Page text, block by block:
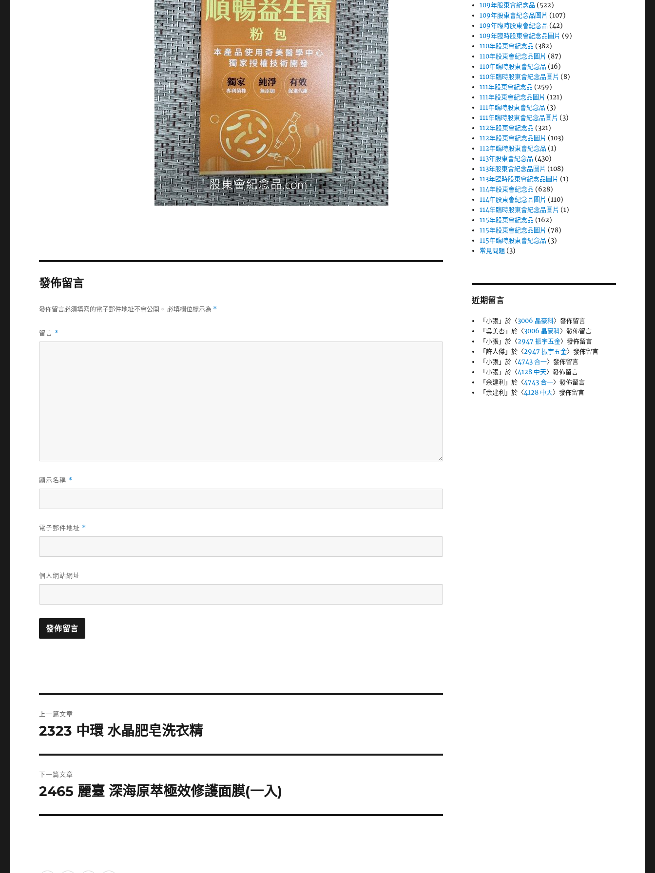
發佈留言
發佈留言必須填寫的電子郵件地址不會公開。 必填欄位標示為 *
留言 *
顯示名稱 *
電子郵件地址 *
個人網站網址
章
上一篇文章
上
篇
文
2323 中環 水晶肥皂洗衣精
下一篇文章
下
篇
2465 麗臺 深海原萃極效修護面膜(一入)
109年股東會紀念品 (522)
109年股東會紀念品圖片 (107)
109年臨時股東會紀念品 (42)
109年臨時股東會紀念品圖片 (9)
110年股東會紀念品 (382)
110年股東會紀念品圖片 (87)
110年臨時股東會紀念品 (16)
110年臨時股東會紀念品圖片 (8)
111年股東會紀念品 (259)
111年股東會紀念品圖片 (121)
111年臨時股東會紀念品 (3)
111年臨時股東會紀念品圖片 (3)
112年股東會紀念品 (321)
112年股東會紀念品圖片 (103)
112年臨時股東會紀念品 (1)
113年股東會紀念品 (430)
113年股東會紀念品圖片 (108)
113年臨時股東會紀念品圖片 (1)
114年股東會紀念品 (628)
114年股東會紀念品圖片 (110)
114年臨時股東會紀念品圖片 (1)
115年股東會紀念品 (162)
115年股東會紀念品圖片 (78)
115年臨時股東會紀念品 (3)
常見問題 (3)
近期留言
「小張」於〈3006 晶豪科〉發佈留言
「吳美杏」於〈3006 晶豪科〉發佈留言
「小張」於〈2947 振宇五金〉發佈留言
「許人傑」於〈2947 振宇五金〉發佈留言
「小張」於〈4743 合一〉發佈留言
「小張」於〈4128 中天〉發佈留言
「余建利 」於〈4743 合一〉發佈留言
「余建利 」於〈4128 中天〉發佈留言